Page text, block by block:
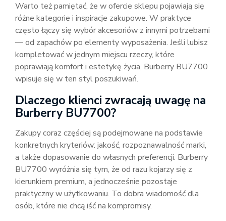
Warto też pamiętać, że w ofercie sklepu pojawiają się
różne kategorie i inspiracje zakupowe. W praktyce
często łączy się wybór akcesoriów z innymi potrzebami
— od zapachów po elementy wyposażenia. Jeśli lubisz
kompletować w jednym miejscu rzeczy, które
poprawiają komfort i estetykę życia, Burberry BU7700
wpisuje się w ten styl poszukiwań.
Dlaczego klienci zwracają uwagę na
Burberry BU7700?
Zakupy coraz częściej są podejmowane na podstawie
konkretnych kryteriów: jakość, rozpoznawalność marki,
a także dopasowanie do własnych preferencji. Burberry
BU7700 wyróżnia się tym, że od razu kojarzy się z
kierunkiem premium, a jednocześnie pozostaje
praktyczny w użytkowaniu. To dobra wiadomość dla
osób, które nie chcą iść na kompromisy.